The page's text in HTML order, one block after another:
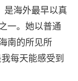
是海外最早以真
一。她以普通
南的所见所
每天能感受到